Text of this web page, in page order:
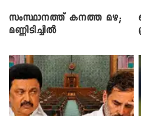
സംസ്ഥാനത്ത് കനത്ത മഴ;
മണ്ണിടിച്ചിൽ